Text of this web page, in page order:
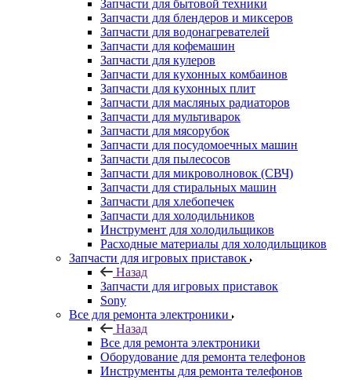
Запчасти для бытовой техники
Запчасти для блендеров и миксеров
Запчасти для водонагревателей
Запчасти для кофемашин
Запчасти для кулеров
Запчасти для кухонных комбаинов
Запчасти для кухонных плит
Запчасти для масляных радиаторов
Запчасти для мультиварок
Запчасти для мясорубок
Запчасти для посудомоечных машин
Запчасти для пылесосов
Запчасти для микроволновок (СВЧ)
Запчасти для стиральных машин
Запчасти для хлебопечек
Запчасти для холодильников
Инструмент для холодильщиков
Расходные материалы для холодильщиков
Запчасти для игровых приставок
Назад
Запчасти для игровых приставок
Sony
Все для ремонта электроники
Назад
Все для ремонта электроники
Оборудование для ремонта телефонов
Инструменты для ремонта телефонов